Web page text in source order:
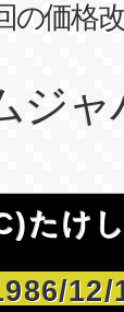
の価格
ジ
たけ
12/